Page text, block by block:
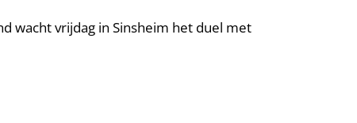
wacht vrijdag in Sinsheim het duel met